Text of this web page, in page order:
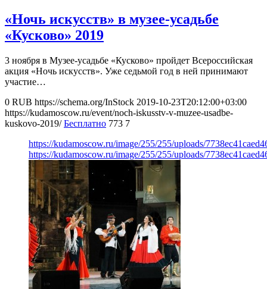
«Ночь искусств» в музее-усадьбе
«Кусково» 2019
3 ноября в Музее-усадьбе «Кусково» пройдет Всероссийская
акция «Ночь искусств». Уже седьмой год в ней принимают
участие…
0 RUB https://schema.org/InStock 2019-10-23T20:12:00+03:00
https://kudamoscow.ru/event/noch-iskusstv-v-muzee-usadbe-
kuskovo-2019/ Бесплатно 773 7
https://kudamoscow.ru/image/255/255/uploads/
https://kudamoscow.ru/image/255/255/uploads/